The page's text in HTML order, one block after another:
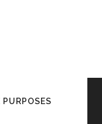
PURPOSES